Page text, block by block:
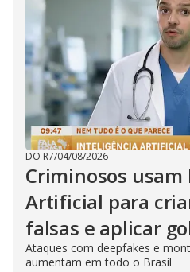
DO R7/04/08/2026
Criminosos
Artificial para
falsas e aplicar
Ataques com deepfakes e
aumentam em todo o Brasil